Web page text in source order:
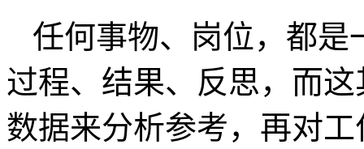
任何事物、岗位，都是
过程、结果、反思，而
数据来分析参考，再对